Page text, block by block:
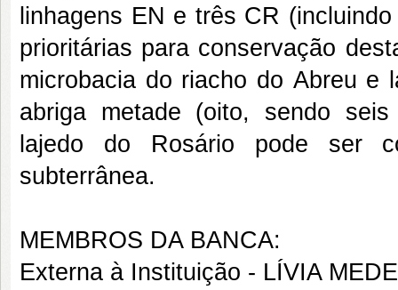
linhagens EN e três CR
prioritárias para conservação
microbacia do riacho do Abreu e
abriga metade (oito, sendo
lajedo do Rosário pode ser
subterrânea.
MEMBROS DA BANCA:
Externa à Instituição - LÍVIA